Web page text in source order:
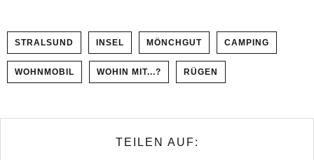
STRALSUND INSEL MÖNCHGUT CAMPING
WOHNMOBIL WOHIN MIT...? RÜGEN
TEILEN AUF: